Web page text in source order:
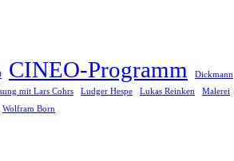
CINEO-Programm Dickmann
mit Lars Cohrs Ludger Hespe Lukas Reinken Malerei
Wolfram Born